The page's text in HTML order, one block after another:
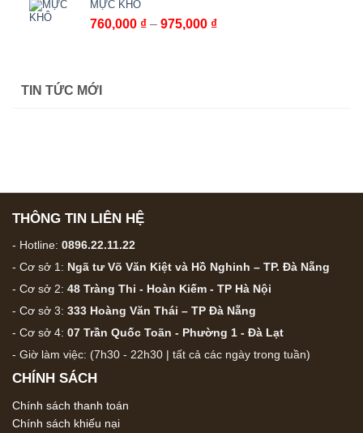
đến
MỰC KHÔ
760,000 ₫ – 975,000 ₫Khoảng
TIN TỨC MỚI
THÔNG TIN LIÊN HỆ
- Hotline: 0896.22.11.22
- Cơ sở 1: Ngã tư Võ Văn Kiệt và Hồ Nghinh – TP. Đà Nẵng
- Cơ sở 2: 48 Tràng Thi - Hoàn Kiếm - TP Hà Nội
- Cơ sở 3: 333 Hoàng Văn Thái – TP Đà Nẵng
- Cơ sở 4: 07 Trần Quốc Toãn - Phường 1 - Đà Lạt
- Giờ làm việc: (7h30 - 22h30 | tất cả các ngày trong tuần)
CHÍNH SÁCH
Chính sách thanh toán
Chính sách khiếu nại